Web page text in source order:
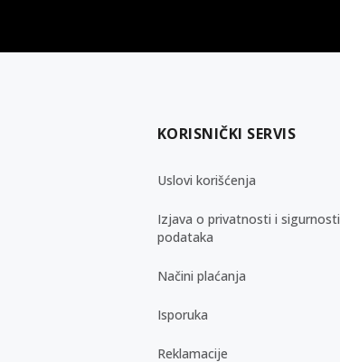
KORISNIČKI SERVIS
Uslovi korišćenja
Izjava o privatnosti i sigurnosti
podataka
Načini plaćanja
Isporuka
Reklamacije